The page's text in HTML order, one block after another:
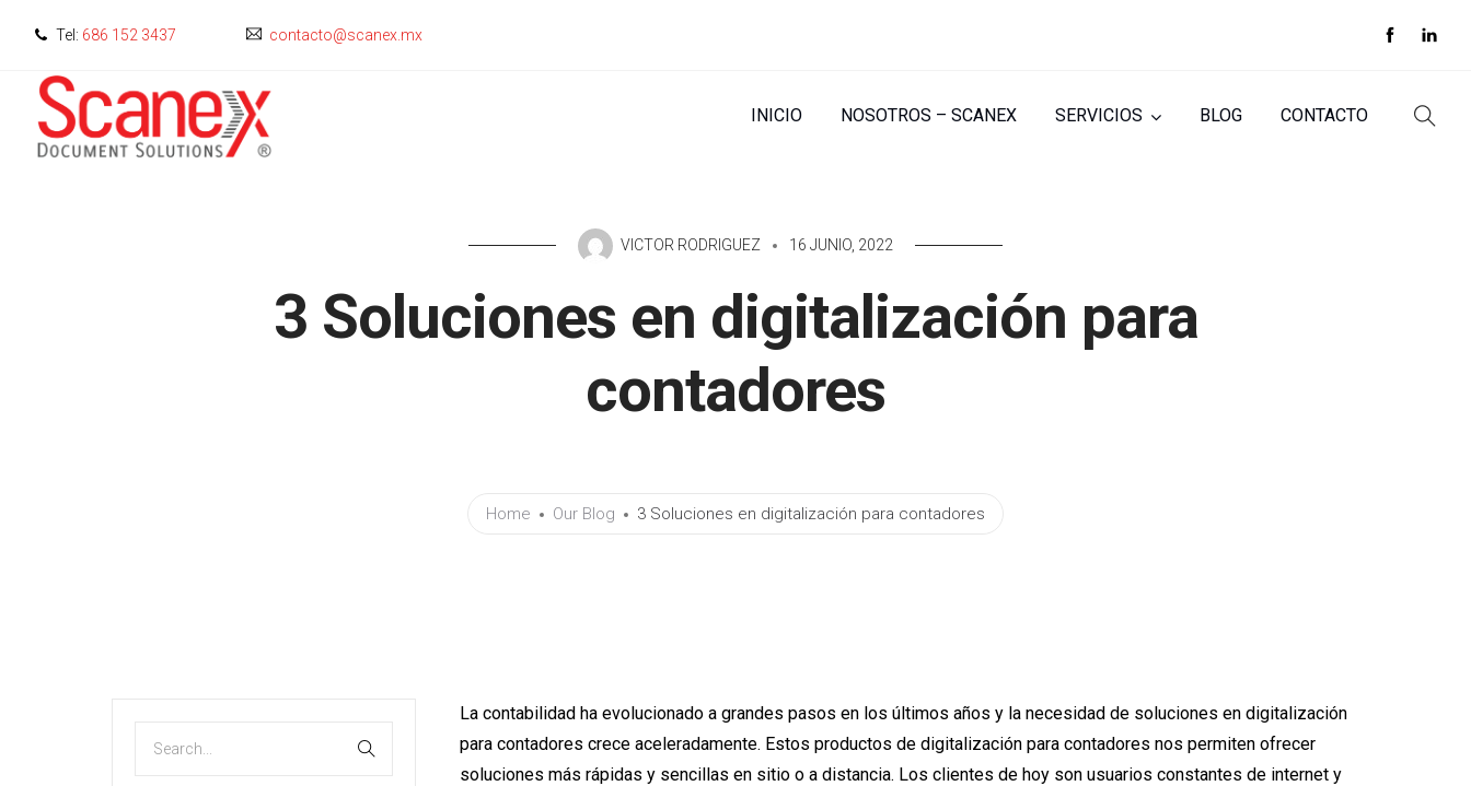
Tel: 686 152 3437 contacto@scanex.mx
INICIO NOSOTROS – SCANEX SERVICIOS BLOG CONTACTO
VICTOR RODRIGUEZ 16 JUNIO, 2022
3 Soluciones en digitalización para
contadores
Home Our Blog 3 Soluciones en digitalización para contadores
La contabilidad ha evolucionado a grandes pasos en los últimos años y la necesidad de soluciones en digitalización
para contadores crece aceleradamente. Estos productos de digitalización para contadores nos permiten ofrecer
soluciones más rápidas y sencillas en sitio o a distancia. Los clientes de hoy son usuarios constantes de internet y